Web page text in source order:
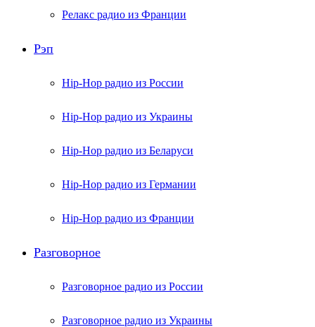
Релакс радио из Франции
Рэп
Hip-Hop радио из России
Hip-Hop радио из Украины
Hip-Hop радио из Беларуси
Hip-Hop радио из Германии
Hip-Hop радио из Франции
Разговорное
Разговорное радио из России
Разговорное радио из Украины